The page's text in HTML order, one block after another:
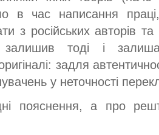
в час написання
з російських авторів
залишив тоді і
задля
у неточності
пояснення, а про